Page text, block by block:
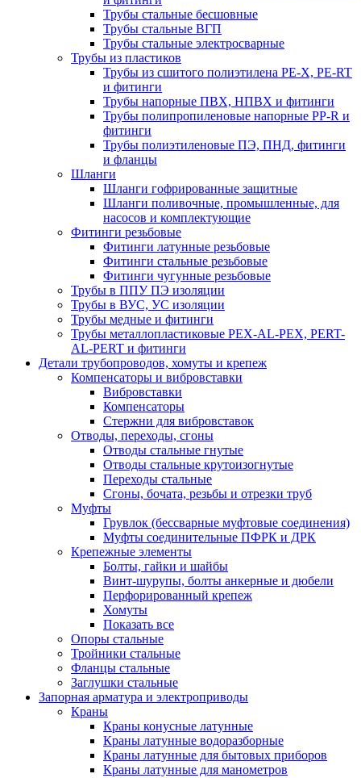
Трубы стальные бесшовные
Трубы стальные ВГП
Трубы стальные электросварные
Трубы из пластиков
Трубы из сшитого полиэтилена PE-X, PE-RT
и фитинги
Трубы напорные ПВХ, НПВХ и фитинги
Трубы полипропиленовые напорные PP-R и
фитинги
Трубы полиэтиленовые ПЭ, ПНД, фитинги
и фланцы
Шланги
Шланги гофрированные защитные
Шланги поливочные, промышленные, для
насосов и комплектующие
Фитинги резьбовые
Фитинги латунные резьбовые
Фитинги стальные резьбовые
Фитинги чугунные резьбовые
Трубы в ППУ ПЭ изоляции
Трубы в ВУС, УС изоляции
Трубы медные и фитинги
Трубы металлопластиковые PEX-AL-PEX, PERT-
AL-PERT и фитинги
Детали трубопроводов, хомуты и крепеж
Компенсаторы и вибровставки
Вибровставки
Компенсаторы
Стержни для вибровставок
Отводы, переходы, сгоны
Отводы стальные гнутые
Отводы стальные крутоизогнутые
Переходы стальные
Сгоны, бочата, резьбы и отрезки труб
Муфты
Грувлок (бессварные муфтовые соединения)
Муфты соединительные ПФРК и ДРК
Крепежные элементы
Болты, гайки и шайбы
Винт-шурупы, болты анкерные и дюбели
Перфорированный крепеж
Хомуты
Показать все
Опоры стальные
Тройники стальные
Фланцы стальные
Заглушки стальные
Запорная арматура и электроприводы
Краны
Краны конусные латунные
Краны латунные водоразборные
Краны латунные для бытовых приборов
Краны латунные для манометров